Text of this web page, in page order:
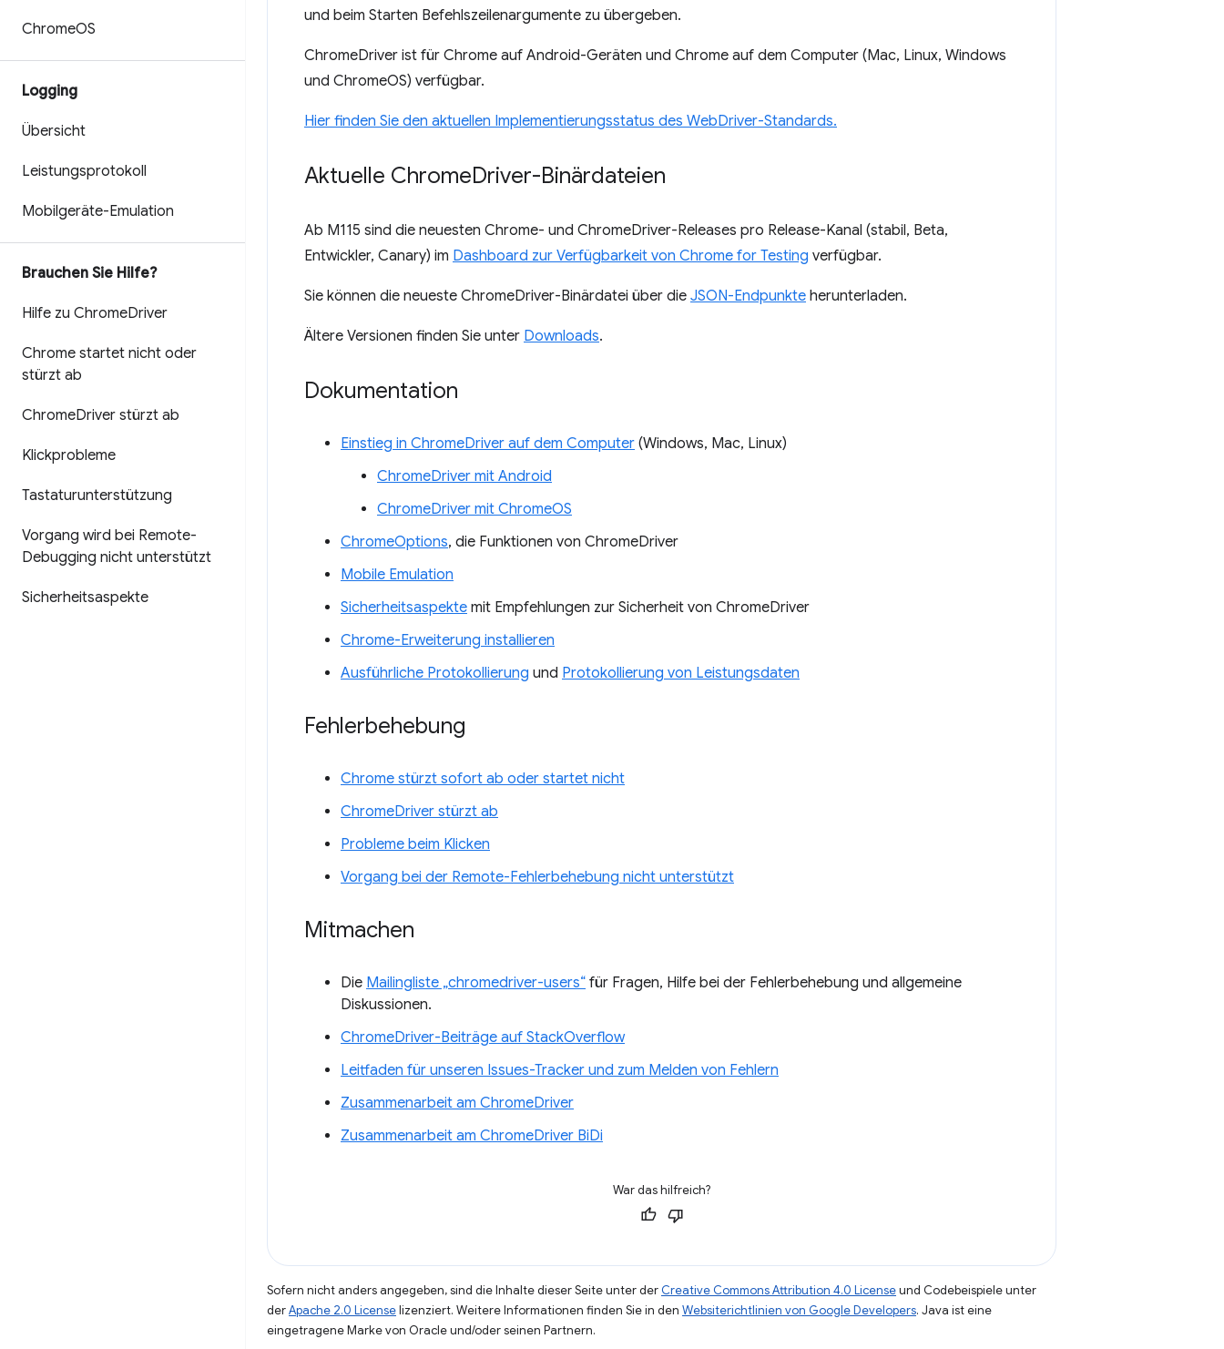
ChromeOS
Logging
Übersicht
Leistungsprotokoll
Mobilgeräte-Emulation
Brauchen Sie Hilfe?
Hilfe zu ChromeDriver
Chrome startet nicht oder
stürzt ab
ChromeDriver stürzt ab
Klickprobleme
Tastaturunterstützung
Vorgang wird bei Remote-
Debugging nicht unterstützt
Sicherheitsaspekte
und beim Starten Befehlszeilenargumente zu übergeben.
ChromeDriver ist für Chrome auf Android-Geräten und Chrome auf dem Computer (Mac, Linux, Windows
und ChromeOS) verfügbar.
Hier finden Sie den aktuellen Implementierungsstatus des WebDriver-Standards.
Aktuelle ChromeDriver-Binärdateien
Ab M115 sind die neuesten Chrome- und ChromeDriver-Releases pro Release-Kanal (stabil, Beta,
Entwickler, Canary) im Dashboard zur Verfügbarkeit von Chrome for Testing verfügbar.
Sie können die neueste ChromeDriver-Binärdatei über die JSON-Endpunkte herunterladen.
Ältere Versionen finden Sie unter Downloads.
Dokumentation
Einstieg in ChromeDriver auf dem Computer (Windows, Mac, Linux)
ChromeDriver mit Android
ChromeDriver mit ChromeOS
ChromeOptions, die Funktionen von ChromeDriver
Mobile Emulation
Sicherheitsaspekte mit Empfehlungen zur Sicherheit von ChromeDriver
Chrome-Erweiterung installieren
Ausführliche Protokollierung und Protokollierung von Leistungsdaten
Fehlerbehebung
Chrome stürzt sofort ab oder startet nicht
ChromeDriver stürzt ab
Probleme beim Klicken
Vorgang bei der Remote-Fehlerbehebung nicht unterstützt
Mitmachen
Die Mailingliste „chromedriver-users“ für Fragen, Hilfe bei der Fehlerbehebung und allgemeine
Diskussionen.
ChromeDriver-Beiträge auf StackOverflow
Leitfaden für unseren Issues-Tracker und zum Melden von Fehlern
Zusammenarbeit am ChromeDriver
Zusammenarbeit am ChromeDriver BiDi
War das hilfreich?
Sofern nicht anders angegeben, sind die Inhalte dieser Seite unter der Creative Commons Attribution 4.0 Licenseund Codebeispiele unter
derApache 2.0 Licenselizenziert. Weitere Informationen finden Sie in den Websiterichtlinien von Google Developers. Java ist eine
eingetragene Marke von Oracle und/oder seinen Partnern.